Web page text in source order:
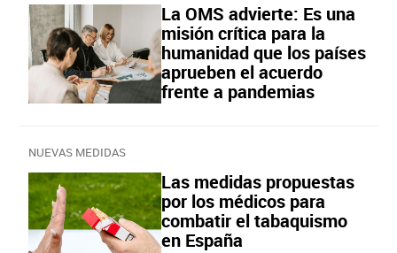
La OMS advierte: Es una
misión crítica para la
humanidad que los países
aprueben el acuerdo
frente a pandemias
NUEVAS MEDIDAS
Las medidas propuestas
por los médicos para
combatir el tabaquismo
en España